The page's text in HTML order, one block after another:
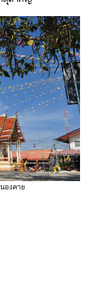
องคาย